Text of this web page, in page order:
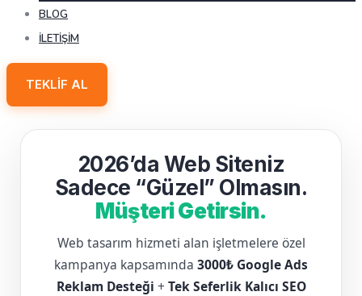
BLOG
İLETIŞIM
TEKLIF AL
2026’da Web Siteniz
Sadece “Güzel” Olmasın.
Müşteri Getirsin.
Web tasarım hizmeti alan işletmelere özel
kampanya kapsamında 3000₺ Google Ads
Reklam Desteği + Tek Seferlik Kalıcı SEO